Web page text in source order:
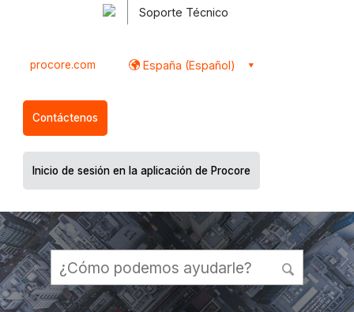
Soporte Técnico
procore.com España (Español)
Contáctenos
Inicio de sesión en la aplicación de Procore